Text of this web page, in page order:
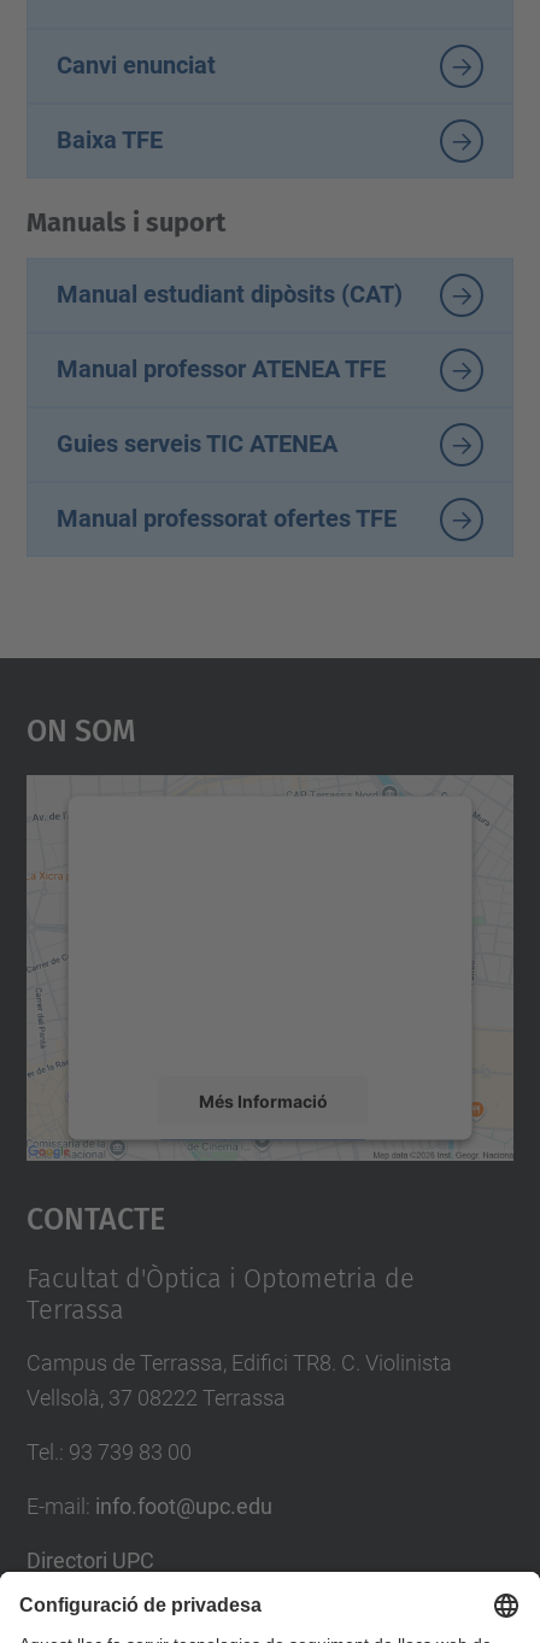
Canvi enunciat
Baixa TFE
Manuals i suport
Manual estudiant dipòsits (CAT)
Manual professor ATENEA TFE
Guies serveis TIC ATENEA
Manual professorat ofertes TFE
On Som
Més Informació
Accepta
powered by
Contacte
Facultat d'Òptica i Optometria de
Terrassa
Campus de Terrassa, Edifici TR8. C. Violinista
Vellsolà, 37 08222 Terrassa
Tel. : 93 739 83 00
E-mail : info.foot@upc.edu
Directori UPC
Formulari de contacte